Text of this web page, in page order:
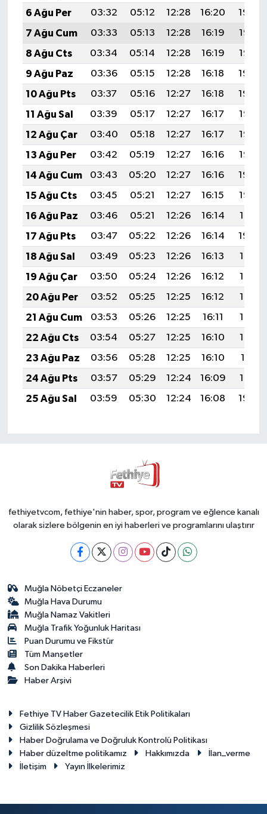
6 Ağu Per
03:32 05:12 12:28 16:20
19:34
7 Ağu Cum
03:33 05:13 12:28 16:19
19:33
8 Ağu Cts
03:34 05:14 12:28 16:19
19:32
9 Ağu Paz
03:36 05:15 12:28 16:18
19:30
10 Ağu Pts
03:37 05:16 12:27 16:18
19:29
11 Ağu Sal
03:39 05:17 12:27 16:17
19:28
12 Ağu Çar
03:40 05:18 12:27 16:17
19:27
13 Ağu Per
03:42 05:19 12:27 16:16
19:25
14 Ağu Cum
03:43 05:20 12:27 16:16
19:24
15 Ağu Cts
03:45 05:21 12:27 16:15
19:23
16 Ağu Paz
03:46 05:21 12:26 16:14
19:21
17 Ağu Pts
03:47 05:22 12:26 16:14
19:20
18 Ağu Sal
03:49 05:23 12:26 16:13
19:18
19 Ağu Çar
03:50 05:24 12:26 16:12
19:17
20 Ağu Per
03:52 05:25 12:25 16:12
19:16
21 Ağu Cum
03:53 05:26 12:25 16:11
19:14
22 Ağu Cts
03:54 05:27 12:25 16:10
19:13
23 Ağu Paz
03:56 05:28 12:25 16:10
19:11
24 Ağu Pts
03:57 05:29 12:24 16:09
19:10
25 Ağu Sal
03:59 05:30 12:24 16:08 19:08
fethiyetvcom, fethiye'nin haber, spor, program ve eğlence kanalı
olarak sizlere bölgenin en iyi haberleri ve programlarını ulaştırır
Muğla Nöbetçi Eczaneler
Muğla Hava Durumu
Muğla Namaz Vakitleri
Muğla Trafik Yoğunluk Haritası
Puan Durumu ve Fikstür
Tüm Manşetler
Son Dakika Haberleri
Haber Arşivi
Fethiye TV Haber Gazetecilik Etik Politikaları
Gizlilik Sözleşmesi
Haber Doğrulama ve Doğruluk Kontrolü Politikası
Haber düzeltme politikamız
Hakkımızda
İlan_verme
İletişim
Yayın İlkelerimiz